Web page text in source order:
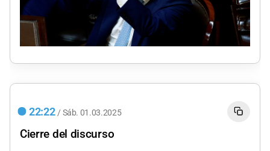
22:22 / Sáb. 01.03.2025
Cierre del discurso